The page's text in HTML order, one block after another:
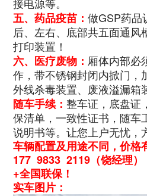
接电源等。
五、药品疫苗：做GSP药品
后、左右、底部共五面通风
打印装置！
六、医疗废物：厢体内部必
作，带不锈钢封闭内掀门，
外线杀毒装置、废液溢漏箱
随车手续：整车证，底盘证
保清单，一致性证书，随车
说明书等。让您上户无忧，
车辆配置及用途不同，价格
177 9833 2119（饶经理）
+全国联保！
实车图片：